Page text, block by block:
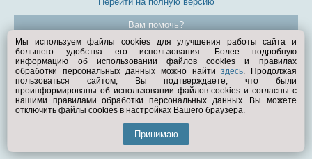
Вам помочь?
© Exist.ru 1998—2026
Мы используем файлы cookies для улучшения работы сайта и
большего удобства его использования. Более подробную
информацию об использовании файлов cookies и правилах
обработки персональных данных можно найтиздесь. Продолжая
пользоваться сайтом, Вы подтверждаете, что были
проинформированы об использовании файлов cookies и согласны с
нашими правилами обработки персональных данных. Вы можете
отключить файлы cookies в настройках Вашего браузера.
Принимаю